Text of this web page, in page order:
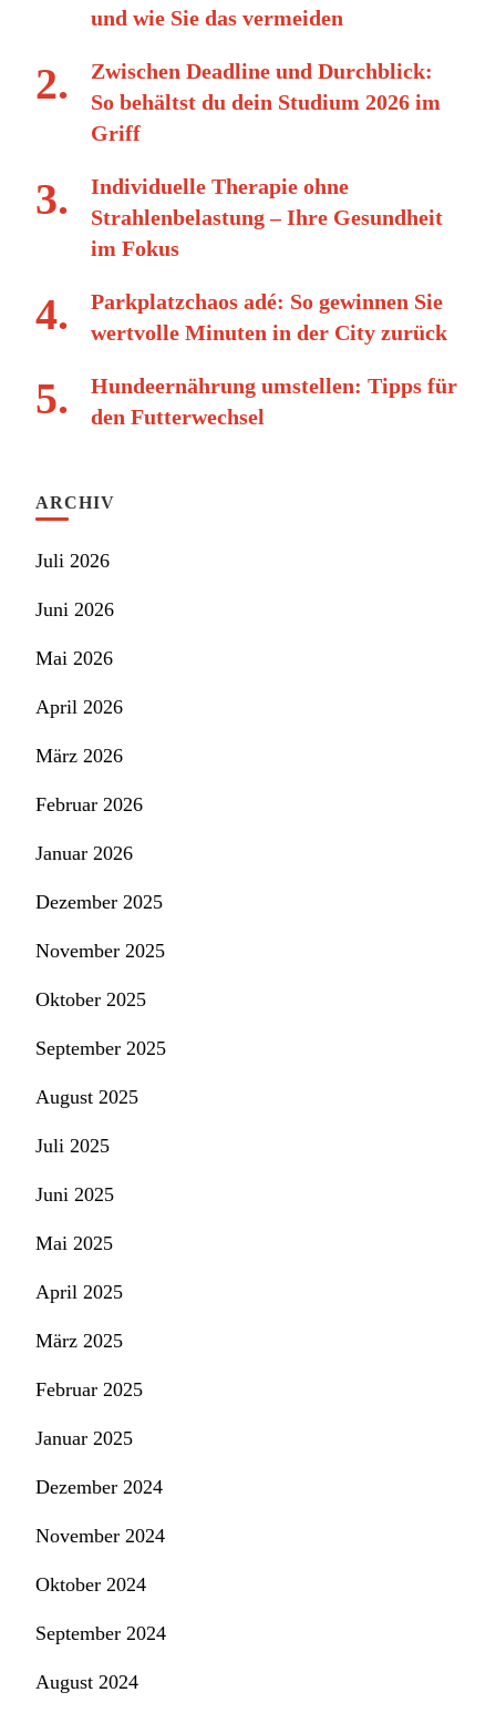
und wie Sie das vermeiden
Zwischen Deadline und Durchblick:
So behältst du dein Studium 2026 im
Griff
Individuelle Therapie ohne
Strahlenbelastung – Ihre Gesundheit
im Fokus
Parkplatzchaos adé: So gewinnen Sie
wertvolle Minuten in der City zurück
Hundeernährung umstellen: Tipps für
den Futterwechsel
ARCHIV
Juli 2026
Juni 2026
Mai 2026
April 2026
März 2026
Februar 2026
Januar 2026
Dezember 2025
November 2025
Oktober 2025
September 2025
August 2025
Juli 2025
Juni 2025
Mai 2025
April 2025
März 2025
Februar 2025
Januar 2025
Dezember 2024
November 2024
Oktober 2024
September 2024
August 2024